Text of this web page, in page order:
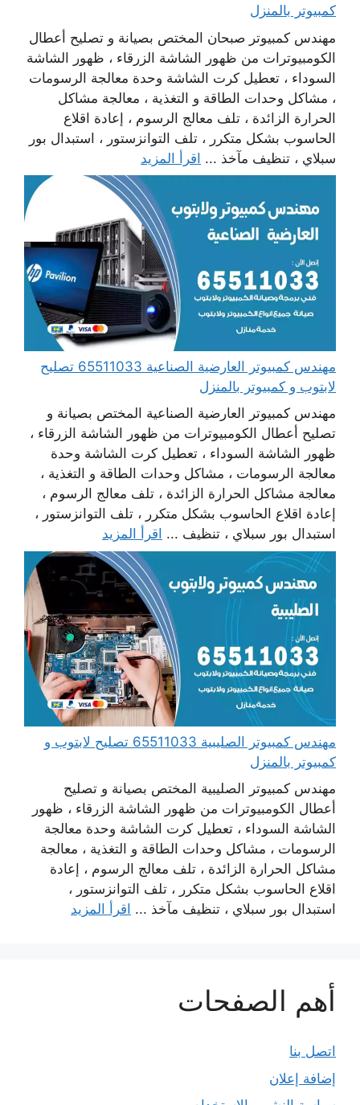
كمبيوتر بالمنزل
مهندس كمبيوتر صبحان المختص بصيانة و تصليح أعطال
الكومبيوترات من ظهور الشاشة الزرقاء ، ظهور الشاشة
السوداء ، تعطيل كرت الشاشة وحدة معالجة الرسومات
، مشاكل وحدات الطاقة و التغذية ، معالجة مشاكل
الحرارة الزائدة ، تلف معالج الرسوم ، إعادة اقلاع
الحاسوب بشكل متكرر ، تلف التوانزستور ، استبدال بور
سبلاي ، تنظيف مآخذ ... اقرأ المزيد
مهندس كمبيوتر العارضية الصناعية 65511033 تصليح
لابتوب و كمبيوتر بالمنزل
مهندس كمبيوتر العارضية الصناعية المختص بصيانة و
تصليح أعطال الكومبيوترات من ظهور الشاشة الزرقاء ،
ظهور الشاشة السوداء ، تعطيل كرت الشاشة وحدة
معالجة الرسومات ، مشاكل وحدات الطاقة و التغذية ،
معالجة مشاكل الحرارة الزائدة ، تلف معالج الرسوم ،
إعادة اقلاع الحاسوب بشكل متكرر ، تلف التوانزستور ،
استبدال بور سبلاي ، تنظيف ... اقرأ المزيد
مهندس كمبيوتر الصليبية 65511033 تصليح لابتوب و
كمبيوتر بالمنزل
مهندس كمبيوتر الصليبية المختص بصيانة و تصليح
أعطال الكومبيوترات من ظهور الشاشة الزرقاء ، ظهور
الشاشة السوداء ، تعطيل كرت الشاشة وحدة معالجة
الرسومات ، مشاكل وحدات الطاقة و التغذية ، معالجة
مشاكل الحرارة الزائدة ، تلف معالج الرسوم ، إعادة
اقلاع الحاسوب بشكل متكرر ، تلف التوانزستور ،
استبدال بور سبلاي ، تنظيف مآخذ ... اقرأ المزيد
أهم الصفحات
اتصل بنا
إضافة إعلان